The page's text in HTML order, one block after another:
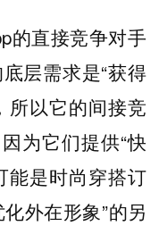
的直接竞争对手
层需求是“获得
所以它的间接竞
为它们提供“快
能是时尚穿搭订
外在形象”的另